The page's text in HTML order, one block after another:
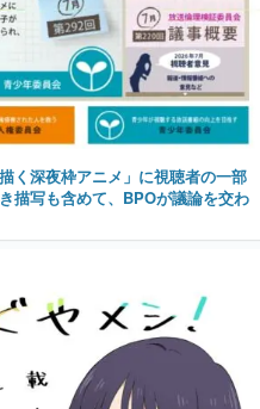
く深夜枠アニメ」に視聴者の一部
描写も含めて、BPOが議論を交わ